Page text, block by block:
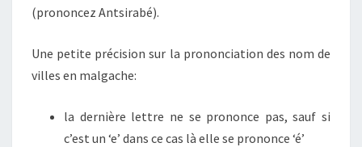
(prononcez Antsirabé).
Une petite précision sur la prononciation des nom de
villes en malgache:
la dernière lettre ne se prononce pas, sauf si
c’est un ‘e’ dans ce cas là elle se prononce ‘é’